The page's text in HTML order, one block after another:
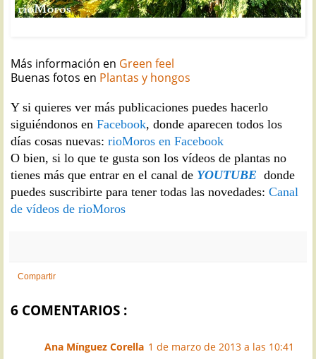
Más información en Green feel
Buenas fotos en Plantas y hongos
Y si quieres ver más publicaciones puedes hacerlo
siguiéndonos en Facebook, donde aparecen todos los
días cosas nuevas: rioMoros en Facebook
O bien, si lo que te gusta son los vídeos de plantas no
tienes más que entrar en el canal de YOUTUBE donde
puedes suscribirte para tener todas las novedades: Canal
de vídeos de rioMoros
Compartir
6 COMENTARIOS :
Ana Mínguez Corella 1 de marzo de 2013 a las 10:41